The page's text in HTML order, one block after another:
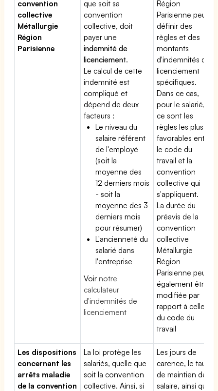
convention
collective
Métallurgie
Région
Parisienne
que soit sa
convention
collective, doit
payer une
indemnité de
licenciement.
Le calcul de cette
indemnité est
compliqué et
dépend de deux
facteurs :
Le niveau du
salaire référent
de l'employé
(soit la
moyenne des
12 derniers mois
- soit la
moyenne des 3
derniers mois
pour résumer)
L'ancienneté du
salarié dans
l'entreprise
Voirnotre
calculateur
d'indemnités de
licenciement
Région
Parisienne peut
définir des
règles et des
montants
d'indemnités de
licenciement
spécifiques.
Dans ce cas,
pour le salarié,
ce sont les
règles les plus
favorables entre
le code du
travail et la
convention
collective qui
s'appliquent.
La durée du
préavis de la
convention
collective
Métallurgie
Région
Parisienne peut
également être
modifiée par
rapport à celle
du code du
travail
Les dispositions
concernant les
arrêts maladie
de la convention
La loi protège les
salariés, quelle que
soit la convention
collective. Ainsi, si
Les jours de
carence, le taux
de maintien de
salaire, ainsi que